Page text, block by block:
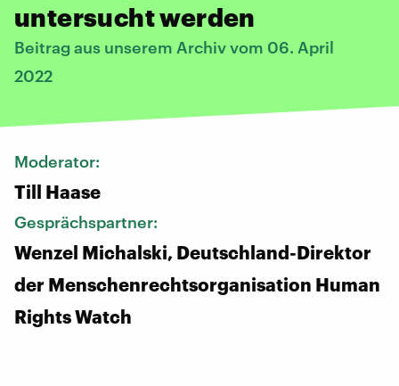
untersucht werden
Beitrag aus unserem Archiv vom 06. April
2022
Moderator:
Till Haase
Gesprächspartner:
Wenzel Michalski, Deutschland-Direktor
der Menschenrechtsorganisation Human
Rights Watch